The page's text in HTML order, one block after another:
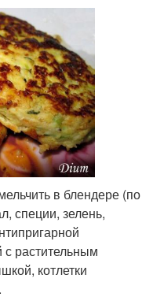
в блендере (по
специи, зелень,
с растительным
котлетки